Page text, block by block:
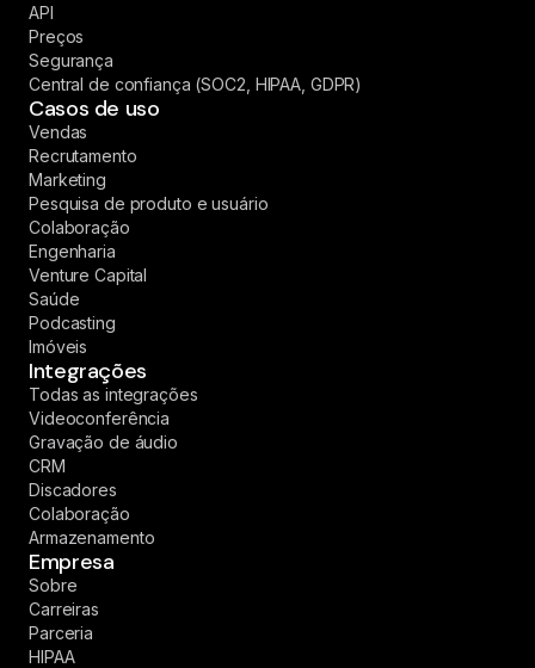
API
Preços
Segurança
Central de confiança (SOC2, HIPAA, GDPR)
Casos de uso
Vendas
Recrutamento
Marketing
Pesquisa de produto e usuário
Colaboração
Engenharia
Venture Capital
Saúde
Podcasting
Imóveis
Integrações
Todas as integrações
Videoconferência
Gravação de áudio
CRM
Discadores
Colaboração
Armazenamento
Empresa
Sobre
Carreiras
Parceria
HIPAA